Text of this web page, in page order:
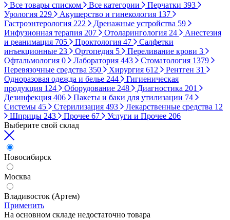
Все товары списком Все категории Перчатки 393
Урология 229 Акушерство и гинекология 137
Гастроэнтерология 222 Дренажные устройства 59
Инфузионная терапия 207 Отоларингология 24
Анестезия
и реанимация 705 Проктология 47
Салфетки
инъекционные 23 Ортопедия 5 Переливание крови 3
Офтальмология 0 Лаборатория 443 Стоматология 1379
Перевязочные средства 350 Хирургия 612 Рентген 31
Одноразовая одежда и белье 244
Гигиеническая
продукция 124 Оборудование 248 Диагностика 201
Дезинфекция 406 Пакеты и баки для утилизации 74
Системы 45 Стерилизация 493 Лекарственные средства 12
Шприцы 243 Прочее 67 Услуги и Прочее 206
Выберите свой склад
Новосибирск
Москва
Владивосток (Артем)
Применить
На основном складе недостаточно товара